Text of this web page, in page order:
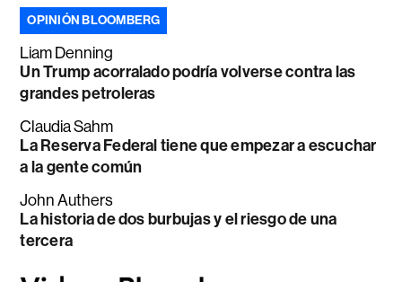
OPINIÓN BLOOMBERG
Liam Denning
Un Trump acorralado podría volverse contra las
grandes petroleras
Claudia Sahm
La Reserva Federal tiene que empezar a escuchar
a la gente común
John Authers
La historia de dos burbujas y el riesgo de una
tercera